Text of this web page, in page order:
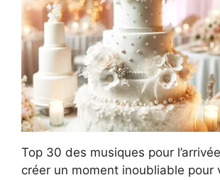
Top 30 des musiques pour
créer un moment inoubliable pour